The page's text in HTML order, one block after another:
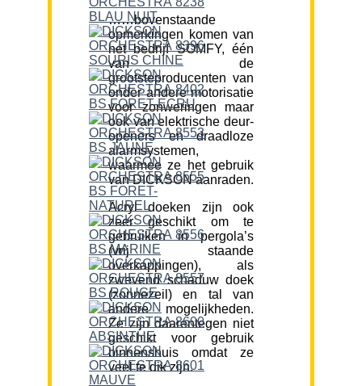
……bovenstaande
opmerkingen komen van
het bedrijf SOMFY, één
van de
grootsteproducenten van
onder andere motorisatie
voor zonweringen maar
ook van elektrische deur-
openers en draadloze
alarmsystemen,
waarmee ze het gebruik
van DICKSON aanraden.
Acryl doeken zijn ook
zeer geschikt om te
gebruiken in pergola’s
(vrij staande
overkappingen), als
zwevend schaduw doek
(zonnezeil) en tal van
andere mogelijkheden.
Ze zijn daarentegen niet
geschikt voor gebruik
binnenshuis omdat ze
veel te dik zijn.